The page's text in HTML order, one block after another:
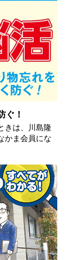
ぐ！
きは、川島隆
かま会員にな